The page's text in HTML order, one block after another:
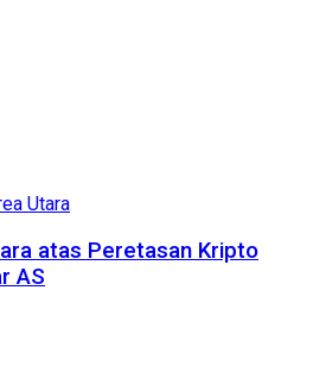
atas Peretasan Kripto
AS